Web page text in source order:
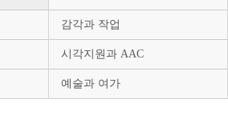
감각과 작업
시각지원과 AAC
예술과 여가